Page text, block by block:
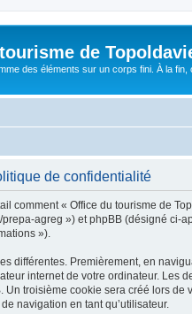
de
des éléments sur un corps fini. À la fin,
de confidentialité
comment « Office du tourisme de
agreg ») et phpBB (désigné
»).
différentes. Premièrement, en
internet de votre ordinateur. Les
troisième cookie sera créé lors
navigation en tant qu’utilisateur.